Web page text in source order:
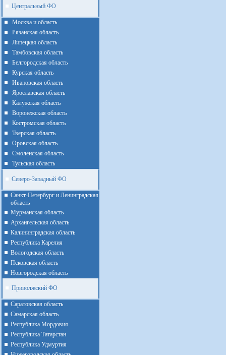
Центральный ФО
Москва и область
Рязанская область
Липецкая область
Тамбовская область
Белгородская область
Курская область
Ивановская область
Ярославская область
Калужская область
Воронежская область
Костромская область
Тверская область
Оровская область
Смоленская область
Тульская область
Северо-Западный ФО
Санкт-Петербург и Ленинградская
область
Мурманская область
Архангельская область
Калининградская область
Республика Карелия
Вологодская область
Псковская область
Новгородская область
Приволжский ФО
Cаратовская область
Cамарская область
Республика Мордовия
Республика Татарстан
Республика Удмуртия